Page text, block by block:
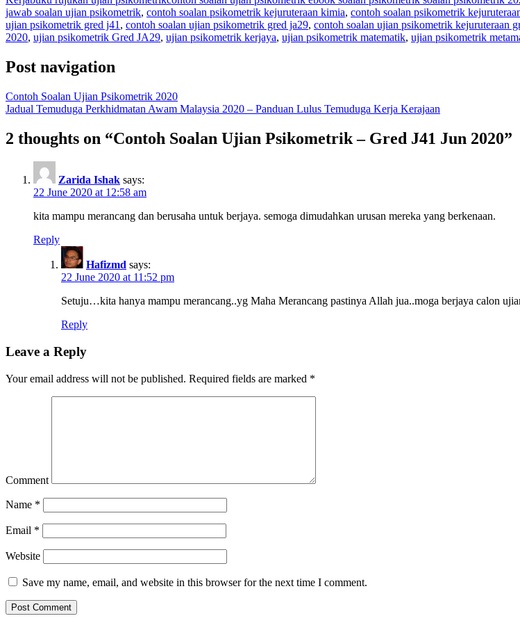
jawab soalan ujian psikometrik, contoh soalan psikometrik kejuruteraan kimia, contoh soalan psikometrik
ujian psikometrik gred j41 , contoh soalan ujian psikometrik gred ja29, contoh soalan ujian psikometrik kejuruteraan
2020, ujian psikometrik Gred JA29, ujian psikometrik kerjaya, ujian psikometrik matematik, ujian psikometrik
Post navigation
Contoh Soalan Ujian Psikometrik 2020
Jadual Temuduga Perkhidmatan Awam Malaysia 2020 – Panduan Lulus Temuduga Kerja Kerajaan
2 thoughts on “Contoh Soalan Ujian Psikometrik – Gred J41 Jun 2020”
Zarida Ishak says:
22 June 2020 at 12:58 am
kita mampu merancang dan berusaha untuk berjaya. semoga dimudahkan urusan mereka yang berkenaan.
Reply
Hafizmd says:
22 June 2020 at 11:52 pm
Setuju…kita hanya mampu merancang..yg Maha Merancang pastinya Allah jua..moga berjaya calon
Reply
Leave a Reply
Your email address will not be published. Required fields are marked *
Comment
Name *
Email *
Website
Save my name, email, and website in this browser for the next time I comment.